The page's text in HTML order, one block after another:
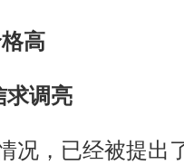
高
求调亮
，已经被提出